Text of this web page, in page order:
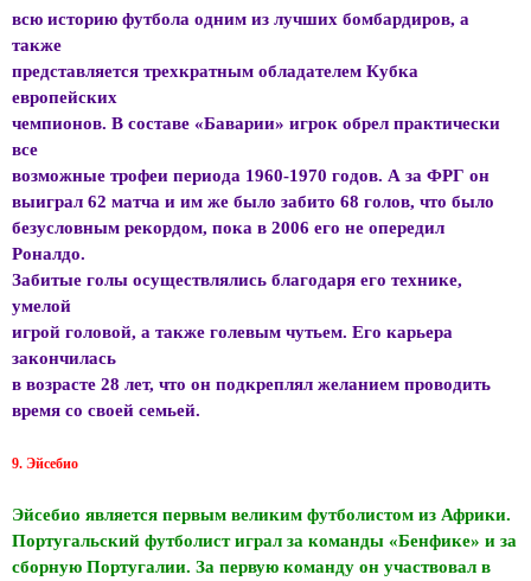
всю историю футбола одним из лучших бомбардиров, а
также
представляется трехкратным обладателем Кубка
европейских
чемпионов. В составе «Баварии» игрок обрел практически
все
возможные трофеи периода 1960-1970 годов. А за ФРГ он
выиграл 62 матча и им же было забито 68 голов, что было
безусловным рекордом, пока в 2006 его не опередил
Роналдо.
Забитые голы осуществлялись благодаря его технике,
умелой
игрой головой, а также голевым чутьем. Его карьера
закончилась
в возрасте 28 лет, что он подкреплял желанием проводить
время со своей семьей.
9. Эйсебио
Эйсебио является первым великим футболистом из Африки.
Португальский футболист играл за команды «Бенфике» и за
сборную Португалии. За первую команду он участвовал в